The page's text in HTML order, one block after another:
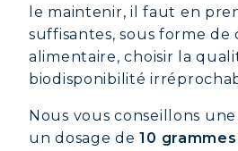
le maintenir, il faut en
suffisantes, sous forme
alimentaire, choisir la
biodisponibilité
Nous vous conseillons
un dosage de10